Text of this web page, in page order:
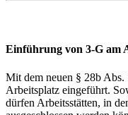
Einführung von 3-G am
Mit dem neuen § 28b
Arbeitsplatz eingeführt.
dürfen Arbeitsstätten, in